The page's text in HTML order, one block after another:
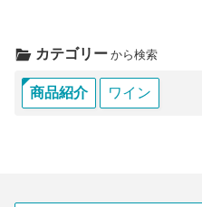
カテゴリー から検索
商品紹介 ワイン